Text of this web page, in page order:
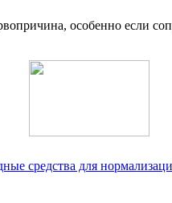
особенно если
средства для